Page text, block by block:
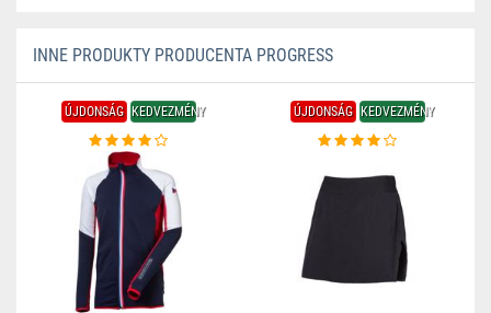
INNE PRODUKTY PRODUCENTA PROGRESS
ÚJDONSÁG KEDVEZMÉNY ÚJDONSÁG KEDVEZMÉNY